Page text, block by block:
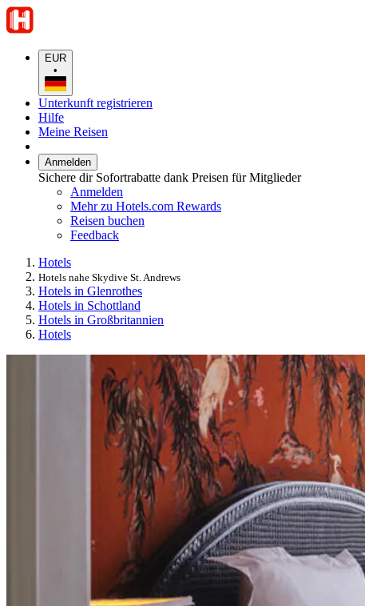
EUR
•
Unterkunft registrieren
Hilfe
Meine Reisen
Anmelden
Sichere dir Sofortrabatte dank Preisen für Mitglieder
Anmelden
Mehr zu Hotels.com Rewards
Reisen buchen
Feedback
Hotels
Hotels nahe Skydive St. Andrews
Hotels in Glenrothes
Hotels in Schottland
Hotels in Großbritannien
Hotels